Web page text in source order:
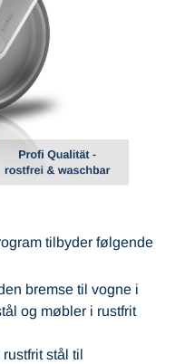
tilbyder følgende
bremse til vogne i
og møbler i rustfrit
stål til